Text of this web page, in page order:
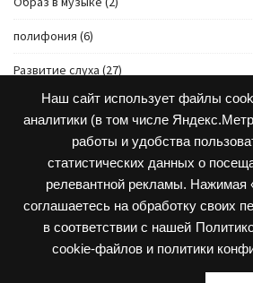
Наш сайт использует файлы
аналитики (в том числе
работы и удобства
статистических данных о
релевантной рекламы. Нажимая
соглашаетесь на обработку своих
в соответствии с нашей
cookie-файлов и политики
полифония (6)
Развитие слуха (27)
Создание Музыки(101)
Создание песен(61)
сольфеджио(22)
Теория музыки(71)
Техника игры (4)